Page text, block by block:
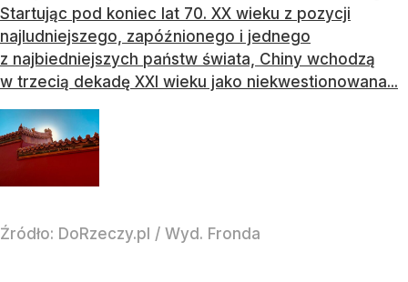
Startując pod koniec lat 70. XX wieku z pozycji
najludniejszego, zapóźnionego i jednego
z najbiedniejszych państw świata, Chiny wchodzą
w trzecią dekadę XXI wieku jako niekwestionowana...
Źródło: DoRzeczy.pl / Wyd. Fronda